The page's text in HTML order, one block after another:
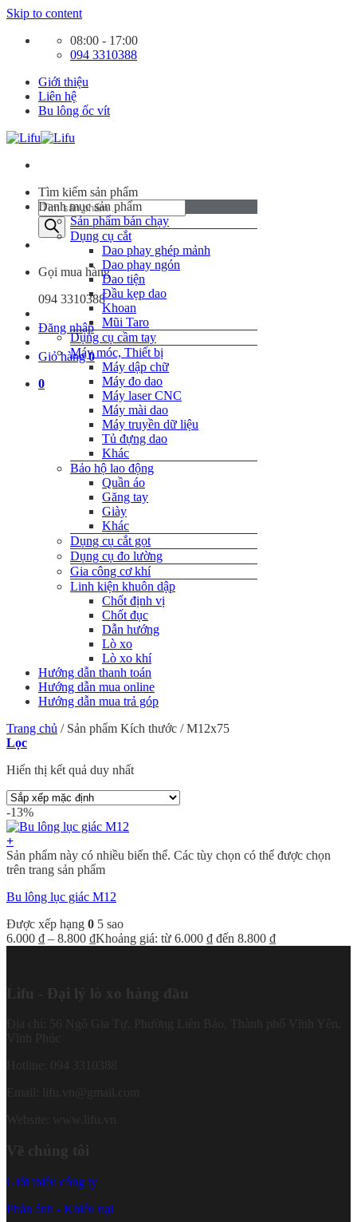
Skip to content
08:00 - 17:00
094 3310388
Giới thiệu
Liên hệ
Bu lông ốc vít
Tìm kiếm sản phẩm
Gọi mua hàng
094 3310388
Đăng nhập
Giỏ hàng0
0
Danh mục sản phẩm
Sản phẩm bán chạy
Dụng cụ cắt
Dao phay ghép mảnh
Dao phay ngón
Dao tiện
Đầu kẹp dao
Khoan
Mũi Taro
Dụng cụ cầm tay
Máy móc, Thiết bị
Máy dập chữ
Máy đo dao
Máy laser CNC
Máy mài dao
Máy truyền dữ liệu
Tủ đựng dao
Khác
Bảo hộ lao động
Quần áo
Găng tay
Giày
Khác
Dụng cụ cắt gọt
Dụng cụ đo lường
Gia công cơ khí
Linh kiện khuôn dập
Chốt định vị
Chốt đục
Dẫn hướng
Lò xo
Lò xo khí
Hướng dẫn thanh toán
Hướng dẫn mua online
Hướng dẫn mua trả góp
Trang chủ /Sản phẩm Kích thước /M12x75
Lọc
Hiển thị kết quả duy nhất
-13%
+
Sản phẩm này có nhiều biến thể. Các tùy chọn có thể được chọn
trên trang sản phẩm
Bu lông lục giác M12
Được xếp hạng 0 5 sao
6.000 ₫ – 8.800 ₫Khoảng giá: từ 6.000 ₫ đến 8.800 ₫
Lifu - Đại lý lò xo hàng đầu
Địa chỉ: 56 Ngô Gia Tự, Phường Liên Bảo, Thành phố Vĩnh Yên,
Hotline: 094 3310388
Về chúng tôi
Giới thiệu công ty
Phản ánh - Khiếu nại